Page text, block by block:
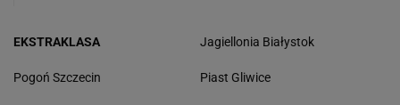
EKSTRAKLASA
Pogoń Szczecin
Jagiellonia Białystok
Piast Gliwice